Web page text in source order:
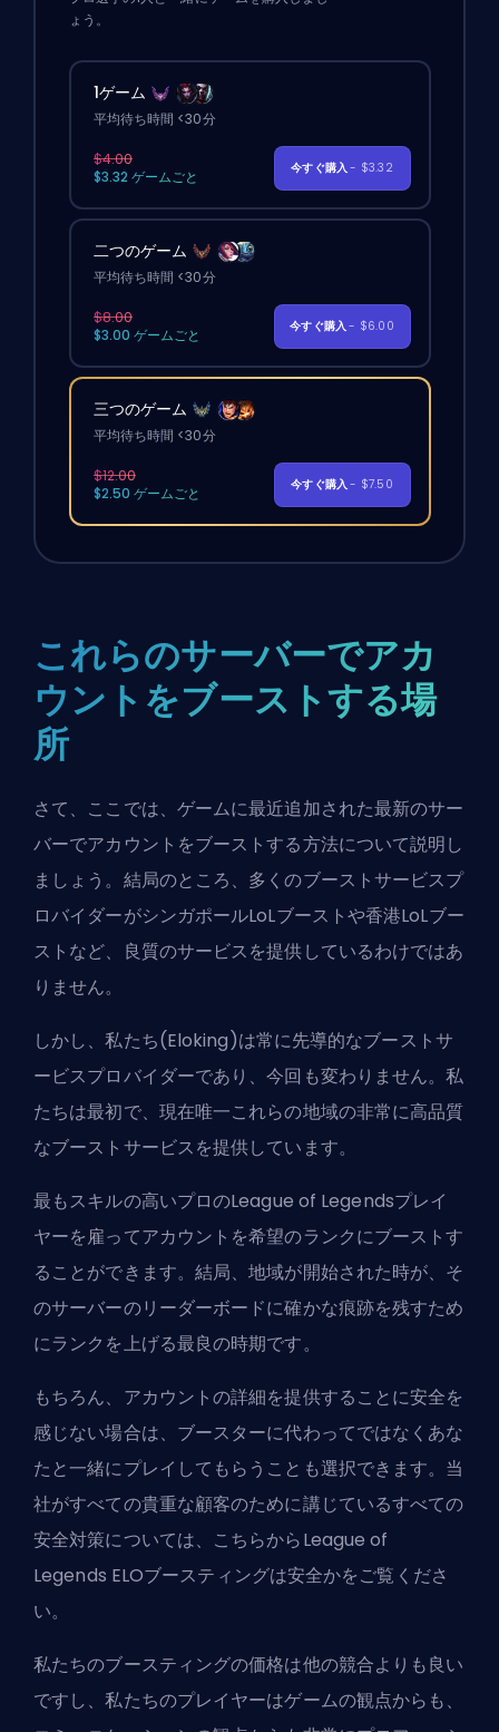
ょう。
1ゲーム
平均待ち時間 <30分
$4.00
$3.32 ゲームごと
今すぐ購入- $3.32
二つのゲーム
平均待ち時間 <30分
$8.00
$3.00 ゲームごと
今すぐ購入- $6.00
三つのゲーム
平均待ち時間 <30分
$12.00
$2.50 ゲームごと
今すぐ購入- $7.50
これらのサーバーでアカ
ウントをブーストする場
所
さて、ここでは、ゲームに最近追加された最新のサー
バーでアカウントをブーストする方法について説明し
ましょう。結局のところ、多くのブーストサービスプ
ロバイダーがシンガポールLoLブーストや香港LoLブー
ストなど、良質のサービスを提供しているわけではあ
りません。
しかし、私たち(Eloking)は常に先導的なブーストサ
ービスプロバイダーであり、今回も変わりません。私
たちは最初で、現在唯一これらの地域の非常に高品質
なブーストサービスを提供しています。
最もスキルの高いプロのLeague of Legendsプレイ
ヤーを雇ってアカウントを希望のランクにブーストす
ることができます。結局、地域が開始された時が、そ
のサーバーのリーダーボードに確かな痕跡を残すため
にランクを上げる最良の時期です。
もちろん、アカウントの詳細を提供することに安全を
感じない場合は、ブースターに代わってではなくあな
たと一緒にプレイしてもらうことも選択できます。当
社がすべての貴重な顧客のために講じているすべての
安全対策については、こちらからLeague of
Legends ELOブースティングは安全かをご覧くださ
い。
私たちのブースティングの価格は他の競合よりも良い
ですし、私たちのプレイヤーはゲームの観点からも、